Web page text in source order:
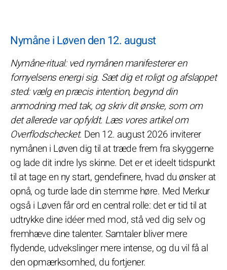
Nymåne i Løven den 12. august
Nymåne-ritual: ved nymånen manifesterer en
fornyelsens energi sig. Sæt dig et roligt og afslappet
sted: vælg en præcis intention, begynd din
anmodning med tak, og skriv dit ønske, som om
det allerede var opfyldt. Læs vores artikel om
Overflodschecket. Den 12. august 2026 inviterer
nymånen i Løven dig til at træde frem fra skyggerne
og lade dit indre lys skinne. Det er et ideelt tidspunkt
til at tage en ny start, gendefinere, hvad du ønsker at
opnå, og turde lade din stemme høre. Med Merkur
også i Løven får ord en central rolle: det er tid til at
udtrykke dine idéer med mod, stå ved dig selv og
fremhæve dine talenter. Samtaler bliver mere
flydende, udvekslinger mere intense, og du vil få al
den opmærksomhed, du fortjener.